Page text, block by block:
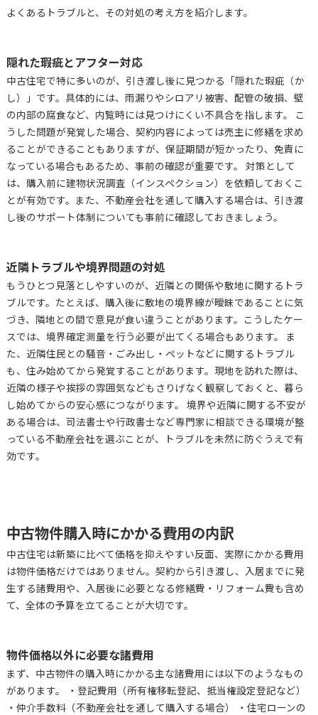
よくあるトラブルと、その対処の考え方を紹介します。
隠れた瑕疵とアフター対応
中古住宅で特に多いのが、引き渡し後に見つかる「隠れた瑕疵（か
し）」です。具体的には、雨漏りやシロアリ被害、配管の破損、壁
の内部の腐食など、内覧時には見つけにくい不具合を指します。 こ
うした問題が発覚した場合、契約内容によっては売主に修繕を求め
ることができることもありますが、保証期間が短かったり、免責に
なっている場合もあるため、事前の確認が重要です。 対策として
は、購入前に建物状況調査（インスペクション）を依頼しておくこ
とが有効です。また、不動産会社を通して購入する場合は、引き渡
し後のサポート体制についても事前に確認しておきましょう。
近隣トラブルや境界問題の対処
もうひとつ見落としやすいのが、近隣との関係や敷地に関するトラ
ブルです。たとえば、購入後に敷地の境界線が曖昧であることに気
づき、隣地との間で意見が食い違うことがあります。こうしたケー
スでは、境界確定測量を行う必要が出てくる場合もあります。 ま
た、近隣住民との騒音・ごみ出し・ペットなどに関するトラブル
も、住み始めてから発覚することがあります。現地を訪れた際は、
近隣の様子や挨拶の雰囲気などもさりげなく観察しておくと、暮ら
し始めてからの安心感につながります。 境界や近隣に関する不安が
ある場合は、司法書士や行政書士など専門家に相談できる環境が整
っている不動産会社を選ぶことが、トラブルを未然に防ぐうえで有
効です。
中古物件購入時にかかる費用の内訳
中古住宅は新築に比べて価格を抑えやすい反面、実際にかかる費用
は物件価格だけではありません。契約から引き渡し、入居までに発
生する諸費用や、入居後に必要となる修繕費・リフォーム費も含め
て、全体の予算を立てることが大切です。
物件価格以外に必要な諸費用
まず、中古物件の購入時にかかる主な諸費用には以下のようなもの
があります。 ・登記費用（所有権移転登記、抵当権設定登記など）
・仲介手数料（不動産会社を通して購入する場合） ・住宅ローンの